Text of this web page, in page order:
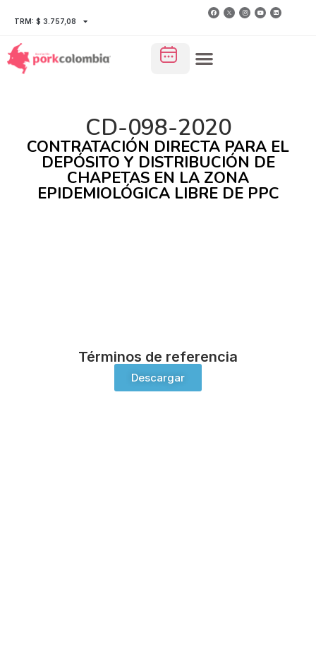
TRM: $ 3.757,08
CD-098-2020
CONTRATACIÓN DIRECTA PARA EL
DEPÓSITO Y DISTRIBUCIÓN DE
CHAPETAS EN LA ZONA
EPIDEMIOLÓGICA LIBRE DE PPC
Términos de referencia
Descargar